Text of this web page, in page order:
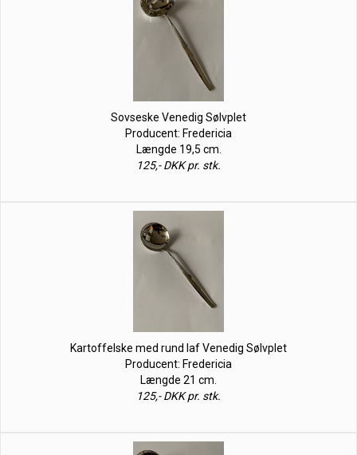
Sovseske Venedig Sølvplet
Producent: Fredericia
Længde 19,5 cm.
125,- DKK pr. stk.
Kartoffelske med rund laf Venedig Sølvplet
Producent: Fredericia
Længde 21 cm.
125,- DKK pr. stk.